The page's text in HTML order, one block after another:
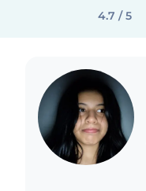
4.7 / 5